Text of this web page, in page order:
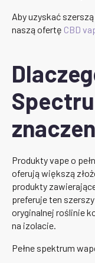
Aby uzyskać
naszą ofertę CBD
Produkty vape o
oferują większą
produkty
preferuje ten
oryginalnej roślinie
na izolacie.
Pełne spektrum